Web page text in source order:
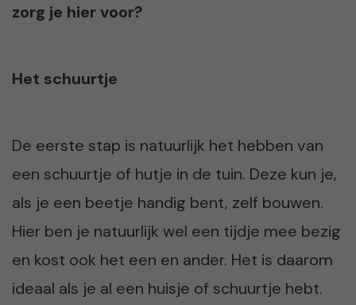
zorg je hier voor?
Het schuurtje
De eerste stap is natuurlijk het hebben van
een schuurtje of hutje in de tuin. Deze kun je,
als je een beetje handig bent, zelf bouwen.
Hier ben je natuurlijk wel een tijdje mee bezig
en kost ook het een en ander. Het is daarom
ideaal als je al een huisje of schuurtje hebt.